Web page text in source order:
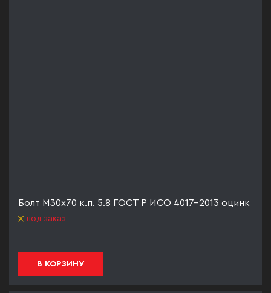
Болт М30х70 к.п. 5.8 ГОСТ Р ИСО 4017-2013 оцинк
под заказ
В КОРЗИНУ